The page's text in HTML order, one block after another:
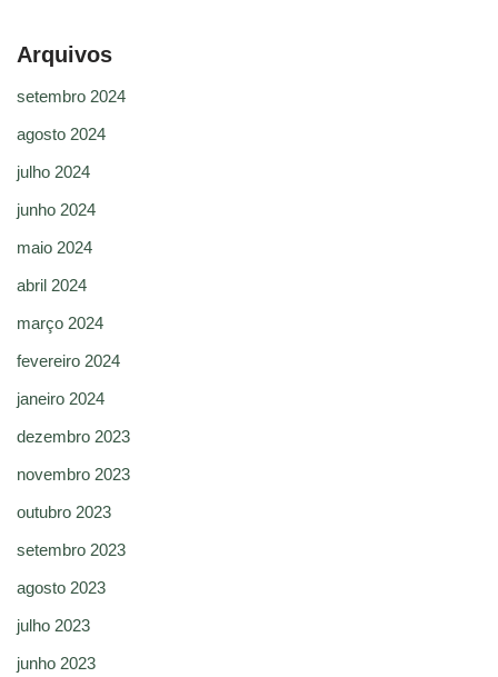
Arquivos
setembro 2024
agosto 2024
julho 2024
junho 2024
maio 2024
abril 2024
março 2024
fevereiro 2024
janeiro 2024
dezembro 2023
novembro 2023
outubro 2023
setembro 2023
agosto 2023
julho 2023
junho 2023